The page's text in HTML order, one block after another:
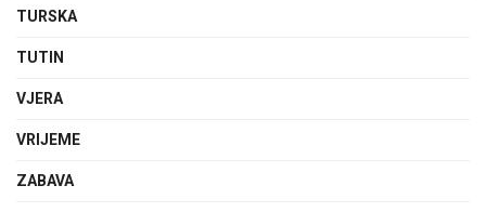
TURSKA
TUTIN
VJERA
VRIJEME
ZABAVA